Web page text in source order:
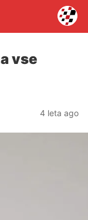
vse
4 leta ago